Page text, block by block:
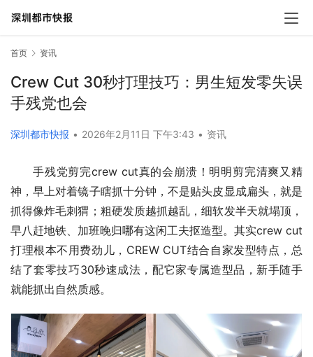
首页 资讯
Crew Cut 30秒打理技巧：男生短发零失误
手残党也会
深圳都市快报 • 2026年2月11日 下午3:43 • 资讯
手残党剪完crew cut真的会崩溃！明明剪完清爽又精
神，早上对着镜子瞎抓十分钟，不是贴头皮显成扁头，就是
抓得像炸毛刺猬；粗硬发质越抓越乱，细软发半天就塌顶，
早八赶地铁、加班晚归哪有这闲工夫抠造型。其实crew cut
打理根本不用费劲儿，CREW CUT结合自家发型特点，总
结了套零技巧30秒速成法，配它家专属造型品，新手随手
就能抓出自然质感。